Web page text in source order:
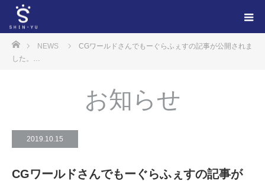
ホームNEWS
CGワールドさんでもーぐらふぇすの記事が公開されま
した。…
お知らせ
2019.10.15
CGワールドさんでもーぐらふぇすの記事が